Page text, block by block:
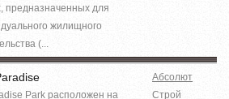
предназначенных для
жилищного
(...
Park расположен на
Абсолют
Строй